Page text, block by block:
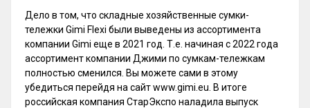
Дело в том, что складные хозяйственные сумки-
тележки Gimi Flexi были выведены из ассортимента
компании Gimi еще в 2021 год. Т.е. начиная с 2022 года
ассортимент компании Джими по сумкам-тележкам
полностью сменился. Вы можете сами в этому
убедиться перейдя на сайт www.gimi.eu. В итоге
российская компания СтарЭкспо наладила выпуск